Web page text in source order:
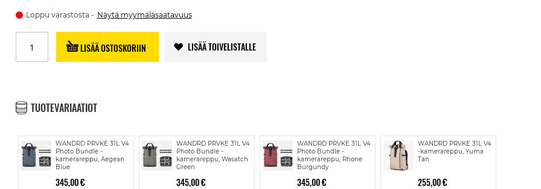
Loppu varastosta Näytä myymäläsaatavuus
LISÄÄ OSTOSKORIIN LISÄÄ TOIVELISTALLE
TUOTEVARIAATIOT
WANDRD PRVKE 31L V4
Photo Bundle -
kamerareppu, Aegean
Blue
345,00 €
WANDRD PRVKE 31L V4
Photo Bundle -
kamerareppu, Wasatch
Green
345,00 €
WANDRD PRVKE 31L V4
Photo Bundle -
kamerareppu, Rhone
Burgundy
345,00 €
WANDRD PRVKE 31L V4
-kamerareppu, Yuma
Tan
255,00 €